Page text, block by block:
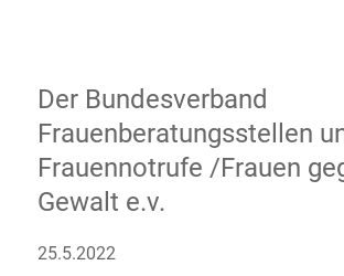
Der Bundesverband
Frauenberatungsstellen
Frauennotrufe /Frauen
Gewalt e.v.
25.5.2022